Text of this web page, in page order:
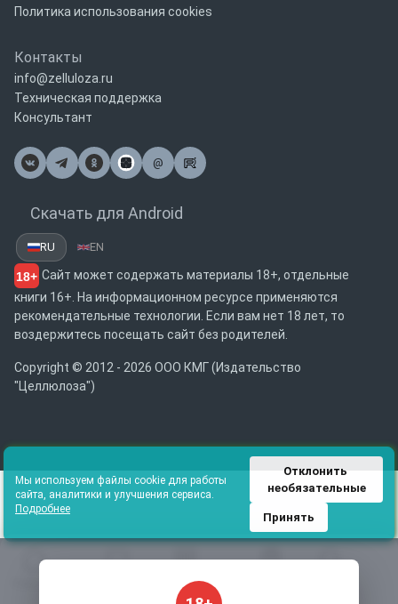
Каталог
Политика использования cookies
Контакты
info@zelluloza.ru
Техническая поддержка
Консультант
@
Почта
Скачать для Android
RU EN
18+ Сайт может содержать материалы 18+, отдельные
книги 16+. На информационном ресурсе применяются
рекомендательные технологии. Если вам нет 18 лет, то
воздержитесь посещать сайт без родителей.
Copyright © 2012 - 2026 ООО КМГ (Издательство
"Целлюлоза")
Мы используем файлы cookie для работы
сайта, аналитики и улучшения сервиса.
Подробнее
Отклонить
необязательные
Принять